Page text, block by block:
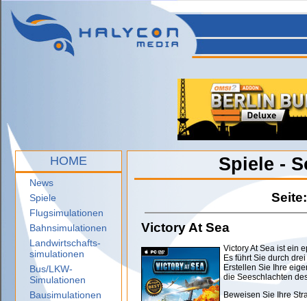
HOME
News
Spiele
Flugsimulationen
Bahnsimulationen
Landwirtschafts-
simulationen
Bus/LKW-
Simulationen
Bausimulationen
Spiele -
Victory At Sea
Victory At Sea ist ein
Es führt Sie durch
Erstellen Sie Ihre
die Seeschlachten
Beweisen Sie Ihre